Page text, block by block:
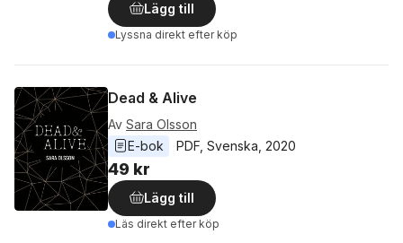
Lägg till
Lyssna direkt efter köp
Dead & Alive
Av Sara Olsson
E-bok
PDF Svenska 2020
49 kr
Lägg till
Läs direkt efter köp